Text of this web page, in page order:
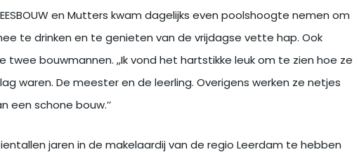
en Mutters kwam dagelijks even poolshoogte nemen om
te drinken en te genieten van de vrijdagse vette hap. Ook
twee bouwmannen. ,,Ik vond het hartstikke leuk om te zien hoe ze
waren. De meester en de leerling. Overigens werken ze netjes
een schone bouw.’’
jaren in de makelaardij van de regio Leerdam te hebben